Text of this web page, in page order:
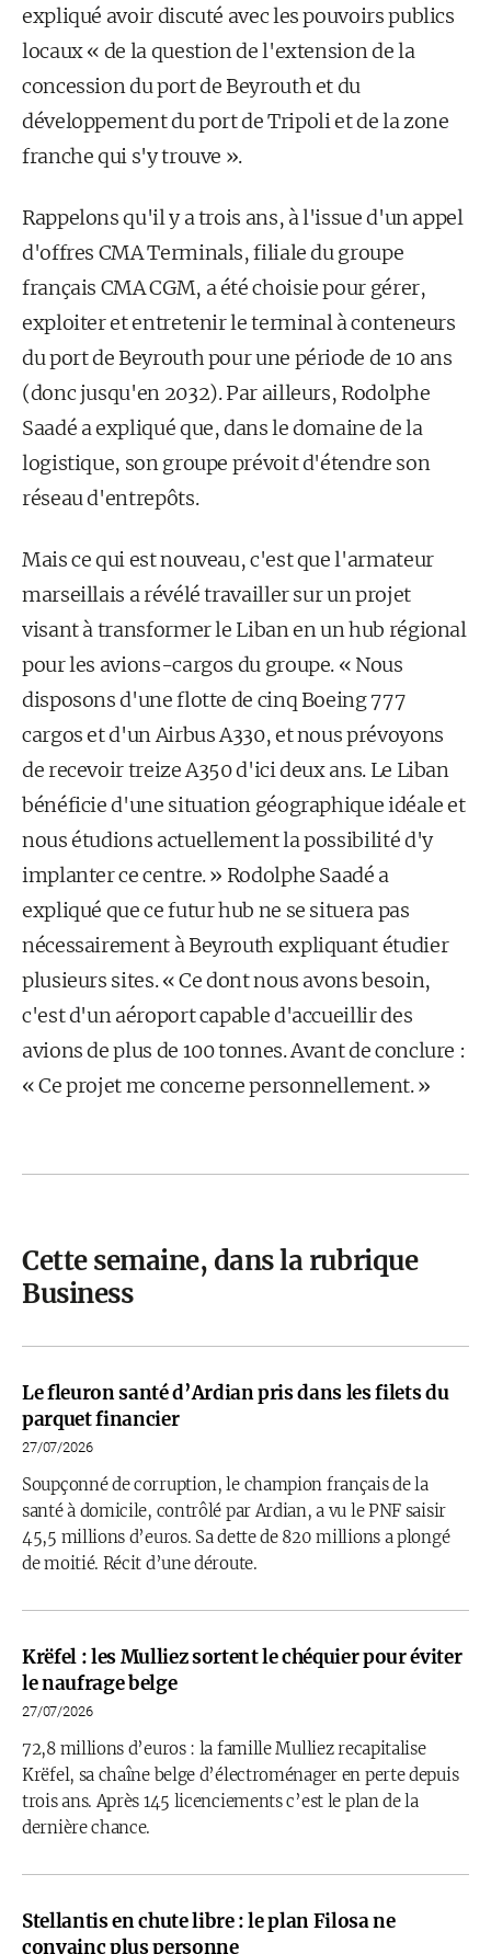
expliqué avoir discuté avec les pouvoirs publics
locaux « de la question de l'extension de la
concession du port de Beyrouth et du
développement du port de Tripoli et de la zone
franche qui s'y trouve ».
Rappelons qu'il y a trois ans, à l'issue d'un appel
d'offres CMA Terminals, filiale du groupe
français CMA CGM, a été choisie pour gérer,
exploiter et entretenir le terminal à conteneurs
du port de Beyrouth pour une période de 10 ans
(donc jusqu'en 2032). Par ailleurs, Rodolphe
Saadé a expliqué que, dans le domaine de la
logistique, son groupe prévoit d'étendre son
réseau d'entrepôts.
Mais ce qui est nouveau, c'est que l'armateur
marseillais a révélé travailler sur un projet
visant à transformer le Liban en un hub régional
pour les avions-cargos du groupe. « Nous
disposons d'une flotte de cinq Boeing 777
cargos et d'un Airbus A330, et nous prévoyons
de recevoir treize A350 d'ici deux ans. Le Liban
bénéficie d'une situation géographique idéale et
nous étudions actuellement la possibilité d'y
implanter ce centre. » Rodolphe Saadé a
expliqué que ce futur hub ne se situera pas
nécessairement à Beyrouth expliquant étudier
plusieurs sites. « Ce dont nous avons besoin,
c'est d'un aéroport capable d'accueillir des
avions de plus de 100 tonnes. Avant de conclure :
« Ce projet me concerne personnellement. »
Cette semaine, dans la rubrique
Business
Le fleuron santé d’Ardian pris dans les filets du
parquet financier
27/07/2026
Soupçonné de corruption, le champion français de la
santé à domicile, contrôlé par Ardian, a vu le PNF saisir
45,5 millions d’euros. Sa dette de 820 millions a plongé
de moitié. Récit d’une déroute.
Krëfel : les Mulliez sortent le chéquier pour éviter
le naufrage belge
27/07/2026
72,8 millions d’euros : la famille Mulliez recapitalise
Krëfel, sa chaîne belge d’électroménager en perte depuis
trois ans. Après 145 licenciements c’est le plan de la
dernière chance.
Stellantis en chute libre : le plan Filosa ne
convainc plus personne